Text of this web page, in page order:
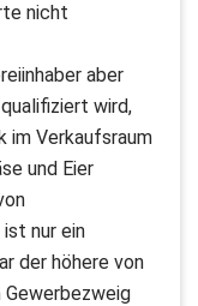
nicht
aber
wird,
im Verkaufsraum
und Eier
nur ein
der höhere von
Gewerbezweig